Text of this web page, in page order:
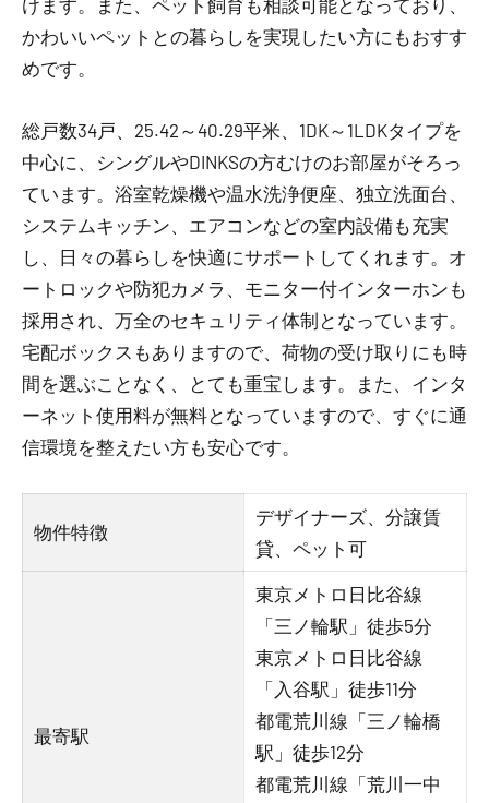
けます。また、ペット飼育も相談可能となっており、
かわいいペットとの暮らしを実現したい方にもおすす
めです。
総戸数34戸、25.42～40.29平米、1DK～1LDKタイプを
中心に、シングルやDINKSの方むけのお部屋がそろっ
ています。浴室乾燥機や温水洗浄便座、独立洗面台、
システムキッチン、エアコンなどの室内設備も充実
し、日々の暮らしを快適にサポートしてくれます。オ
ートロックや防犯カメラ、モニター付インターホンも
採用され、万全のセキュリティ体制となっています。
宅配ボックスもありますので、荷物の受け取りにも時
間を選ぶことなく、とても重宝します。また、インタ
ーネット使用料が無料となっていますので、すぐに通
信環境を整えたい方も安心です。
物件特徴
デザイナーズ、分譲賃
貸、ペット可
最寄駅
東京メトロ日比谷線
「三ノ輪駅」徒歩5分
東京メトロ日比谷線
「入谷駅」徒歩11分
都電荒川線「三ノ輪橋
駅」徒歩12分
都電荒川線「荒川一中